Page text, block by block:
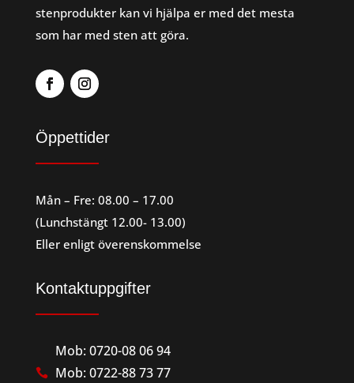
stenprodukter kan vi hjälpa er med det mesta
som har med sten att göra.
Öppettider
Mån – Fre: 08.00 – 17.00
(Lunchstängt 12.00- 13.00)
Eller enligt överenskommelse
Kontaktuppgifter

Mob: 0720-08 06 94
Mob: 0722-88 73 77